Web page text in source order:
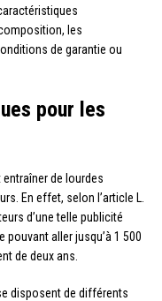
les
de garantie ou
pour les
de lourdes
En effet, selon l’article L.
d’une telle publicité
aller jusqu’à 1 500
de deux ans.
disposent de différents